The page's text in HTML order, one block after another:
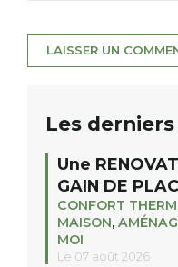
Les
Une
GAIN DE
CONFORT
MAISON,
MOI
Le 07 août 2026